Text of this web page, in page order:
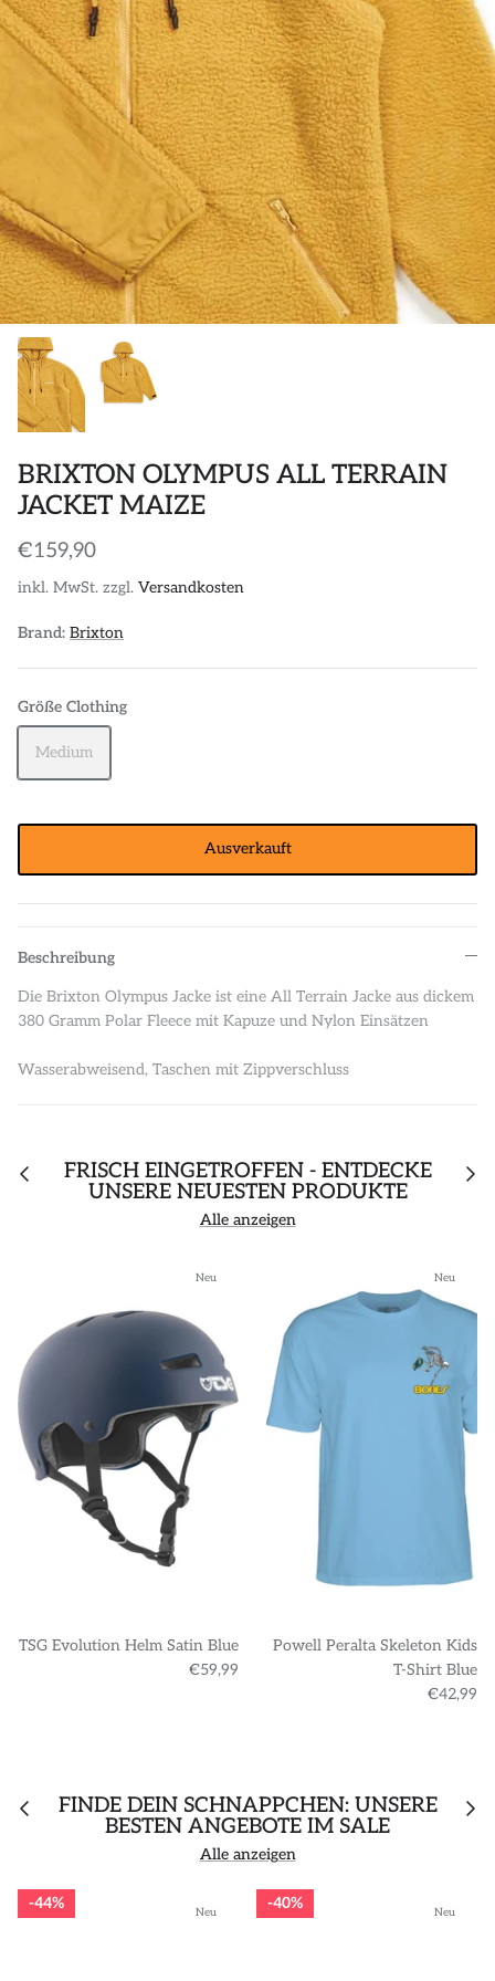
POLOS
STICKER
DIVERSE ACCESSORIES
BRIXTON OLYMPUS ALL TERRAIN
JACKET MAIZE
€159,90
inkl. MwSt. zzgl. Versandkosten
Brand: Brixton
Größe Clothing
Medium
Ausverkauft
Beschreibung
Die Brixton Olympus Jacke ist eine All Terrain Jacke aus dickem
380 Gramm Polar Fleece mit Kapuze und Nylon Einsätzen
Wasserabweisend, Taschen mit Zippverschluss
FRISCH EINGETROFFEN - ENTDECKE
UNSERE NEUESTEN PRODUKTE
Alle anzeigen
Neu
TSG Evolution Helm Satin Blue
€59,99
Neu
Powell Peralta Skeleton Kids
T-Shirt Blue
€42,99
FINDE DEIN SCHNÄPPCHEN: UNSERE
BESTEN ANGEBOTE IM SALE
Alle anzeigen
Neu
44% Neu
40%